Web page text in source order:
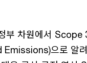
부 차원에서 Scope
Emissions)으로 알